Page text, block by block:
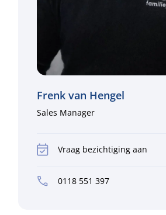
Frenk van Hengel
Sales Manager
Vraag bezichtiging aan
0118 551 397